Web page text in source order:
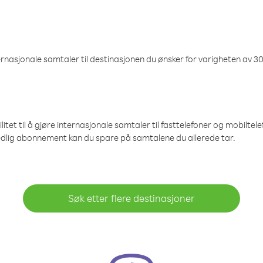
samtaler til destinasjonen du ønsker for varigheten av
til å gjøre internasjonale samtaler til fasttelefoner og
abonnement kan du spare på samtalene du allerede tar.
Søk etter flere destinasjoner